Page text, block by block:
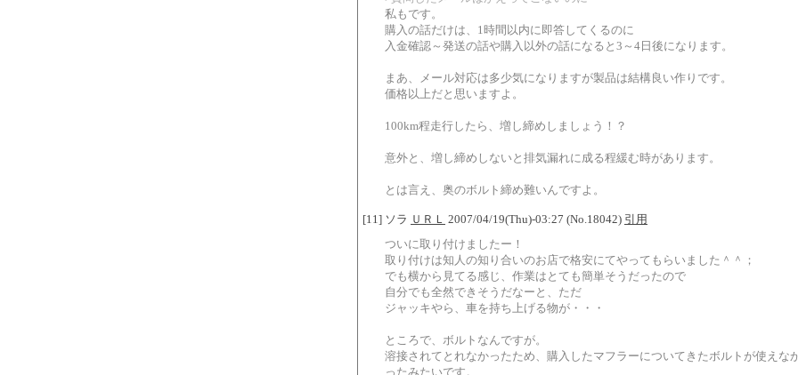
私もです。
購入の話だけは、1時間以内に即答してくるのに
入金確認～発送の話や購入以外の話になると3～4日後になります。
まあ、メール対応は多少気になりますが製品は結構良い作りです。
価格以上だと思いますよ。
100km程走行したら、増し締めしましょう！？
意外と、増し締めしないと排気漏れに成る程緩む時があります。
とは言え、奥のボルト締め難いんですよ。
[11] ソラ ＵＲＬ 2007/04/19(Thu)-03:27 (No.18042) 引用
ついに取り付けましたー！
取り付けは知人の知り合いのお店で格安にてやってもらいました＾＾；
でも横から見てる感じ、作業はとても簡単そうだったので
自分でも全然できそうだなーと、ただ
ジャッキやら、車を持ち上げる物が・・・
ところで、ボルトなんですが。
溶接されてとれなかったため、購入したマフラーについてきたボルトが使えな
ったみたいです。